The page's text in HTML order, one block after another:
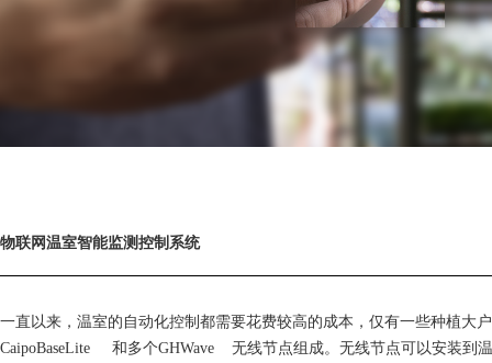
物联网温室智能监测控制系统
一直以来，温室的自动化控制都需要花费较高的成本，仅有一些种植大
CaipoBaseLite 和多个GHWave 无线节点组成。无线节点可以安装到